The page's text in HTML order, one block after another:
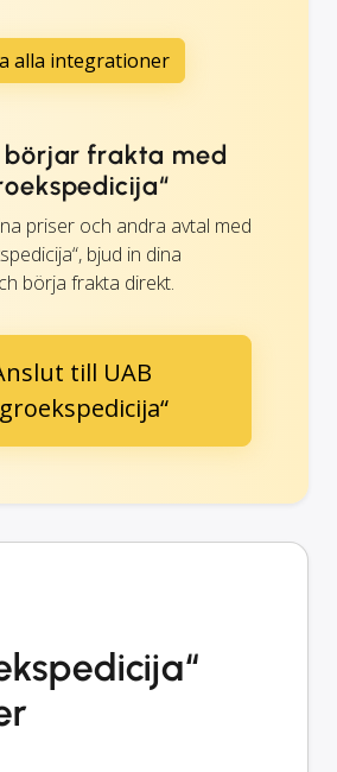
alla integrationer
börjar frakta med
priser och andra avtal med
bjud in dina
börja frakta direkt.
till UAB